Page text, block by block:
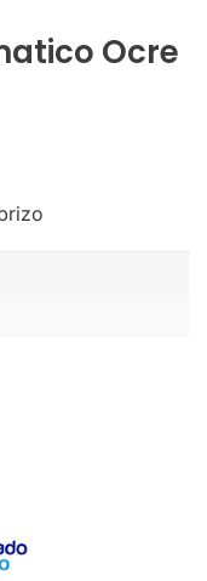
Ocre